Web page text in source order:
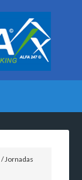
/Jornadas